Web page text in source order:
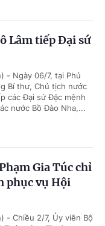
Lâm tiếp Đại sứ
- Ngày 06/7, tại Phủ
Bí thư, Chủ tịch nước
các Đại sứ Đặc mệnh
nước Bồ Đào Nha,...
Gia Túc chỉ
phục vụ Hội
- Chiều 2/7, Ủy viên Bộ